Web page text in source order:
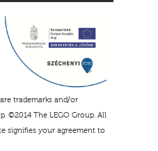
trademarks and/or
©2014 The LEGO Group. All
signifies your agreement to